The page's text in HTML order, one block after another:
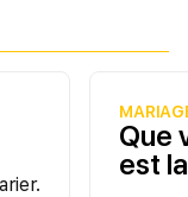
Que
est